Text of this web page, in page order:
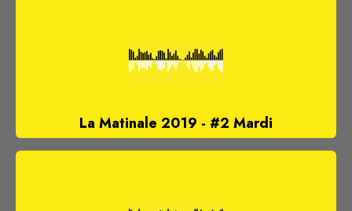
La Matinale 2019 - #2 Mardi